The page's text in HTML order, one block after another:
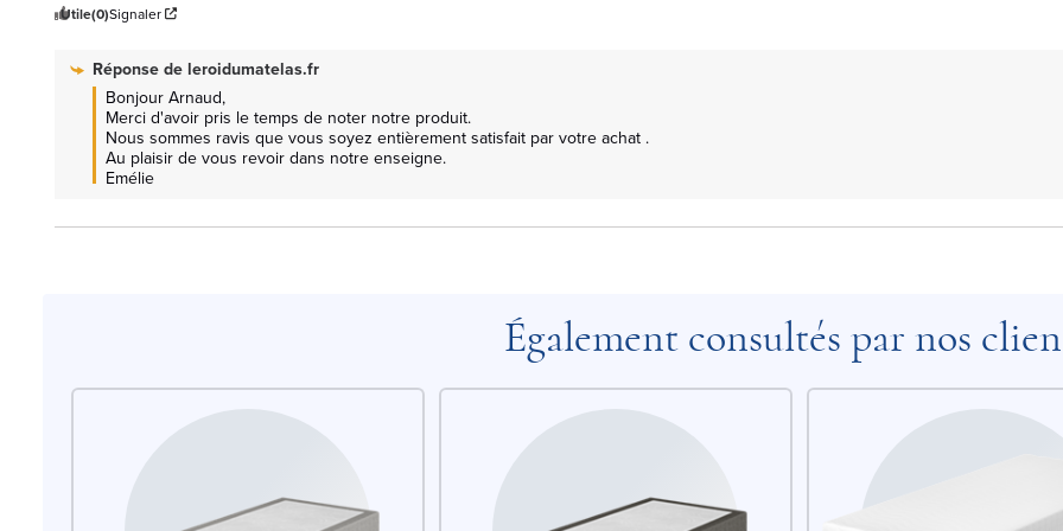
Utile(0)Signaler
Réponse deleroidumatelas.fr
Bonjour Arnaud,
Merci d'avoir pris le temps de noter notre produit.
Nous sommes ravis que vous soyez entièrement satisfait par votre achat .
Au plaisir de vous revoir dans notre enseigne.
Emélie
Également consultés par nos